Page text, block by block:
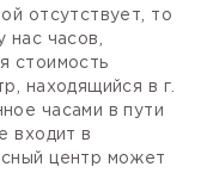
отсутствует, то
часов,
стоимость
находящийся в г.
часами в пути
входит в
центр может